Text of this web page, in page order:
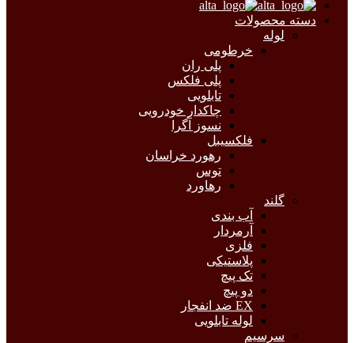
دسته محصولات
لوله
خرطومی
پلی ران
پلی فلکس
تابلویی
چاکدار خودرویی
نسوز آگرا
فلکسیبل
رهورد خراسان
توس
رهاورد
گلند
آب بندی
آرمردار
فلزی
پلاستیکی
تک پیچ
دو پیچ
EX ضد انفجار
لوله تابلویی
سرسیم